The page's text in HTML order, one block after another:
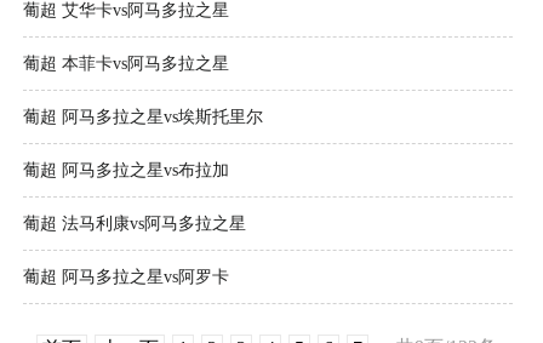
葡超 艾华卡vs阿马多拉之星
葡超 本菲卡vs阿马多拉之星
葡超 阿马多拉之星vs埃斯托里尔
葡超 阿马多拉之星vs布拉加
葡超 法马利康vs阿马多拉之星
葡超 阿马多拉之星vs阿罗卡